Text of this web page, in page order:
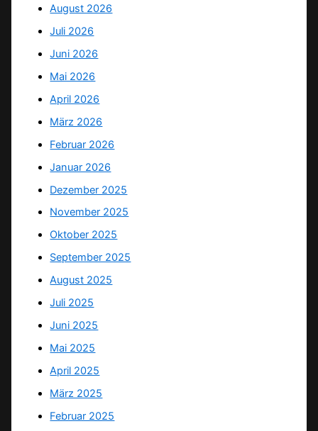
August 2026
Juli 2026
Juni 2026
Mai 2026
April 2026
März 2026
Februar 2026
Januar 2026
Dezember 2025
November 2025
Oktober 2025
September 2025
August 2025
Juli 2025
Juni 2025
Mai 2025
April 2025
März 2025
Februar 2025